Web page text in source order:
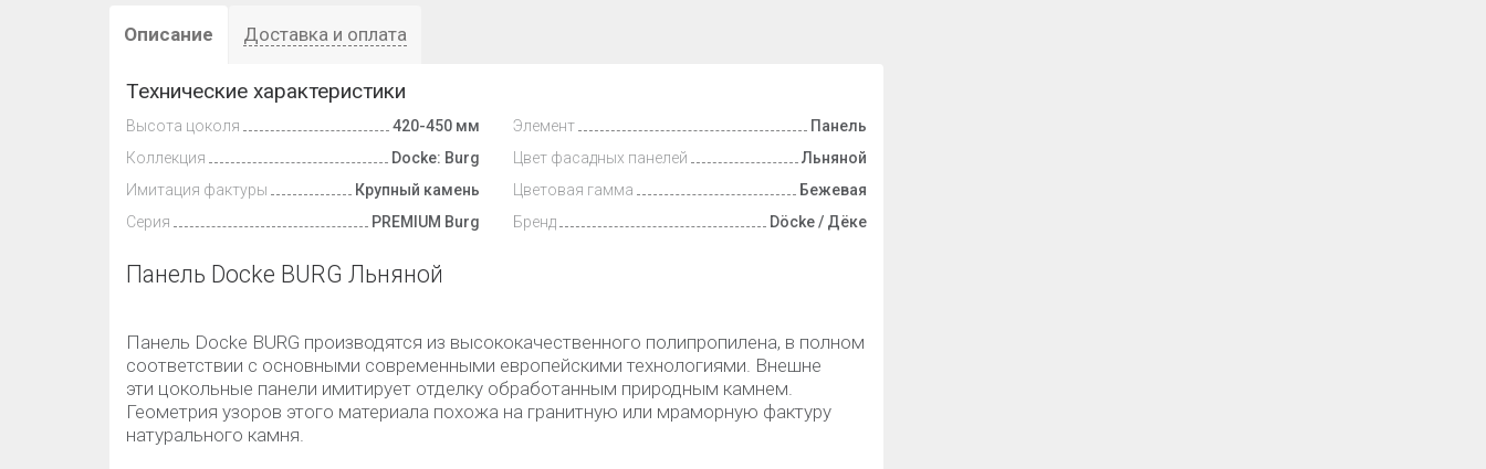
Описание Доставка и оплата
Технические характеристики
Высота цоколя
420-450 мм
Коллекция
Docke: Burg
Имитация фактуры
Крупный камень
Серия
PREMIUM Burg
Элемент
Панель
Цвет фасадных панелей
Льняной
Цветовая гамма
Бежевая
Бренд
Döcke / Дёке
Панель Docke BURG Льняной
Панель Docke BURG производятся из высококачественного полипропилена, в полном
соответствии с основными современными европейскими технологиями. Внешне
эти цокольные панели имитирует отделку обработанным природным камнем.
Геометрия узоров этого материала похожа на гранитную или мраморную фактуру
натурального камня.